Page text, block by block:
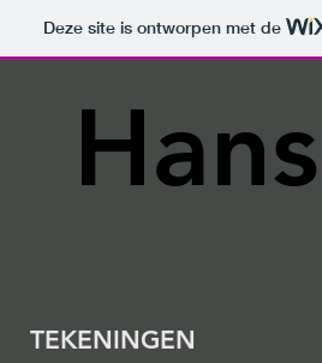
Deze site is ontworpen met de
TEKENINGEN